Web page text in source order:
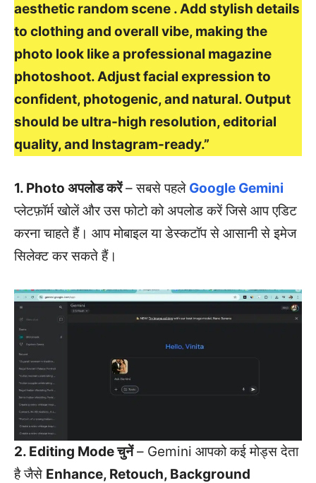
aesthetic random scene . Add stylish details
to clothing and overall vibe, making the
photo look like a professional magazine
photoshoot. Adjust facial expression to
confident, photogenic, and natural. Output
should be ultra-high resolution, editorial
quality, and Instagram-ready.”
1. Photo अपलोड करें– सबसे पहले Google Gemini
प्लेटफ़ॉर्म खोलें और उस फोटो को अपलोड करें जिसे आप एडिट
करना चाहते हैं। आप मोबाइल या डेस्कटॉप से आसानी से इमेज
सिलेक्ट कर सकते हैं।
2. Editing Mode चुनें– Gemini आपको कई मोड्स देता
है जैसे Enhance, Retouch, Background